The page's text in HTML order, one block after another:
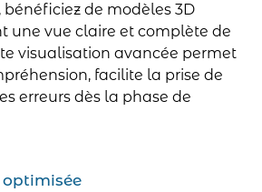
bénéficiez de modèles 3D
une vue claire et complète de
visualisation avancée permet
facilite la prise de
erreurs dès la phase de